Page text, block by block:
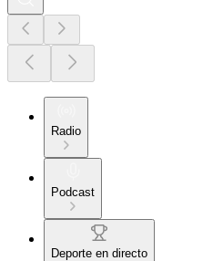
Radio
Podcast
Deporte en directo